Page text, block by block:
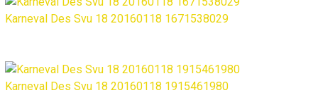
Karneval Des Svu 18 20160118 1671538029
Karneval Des Svu 18 20160118 1915461980